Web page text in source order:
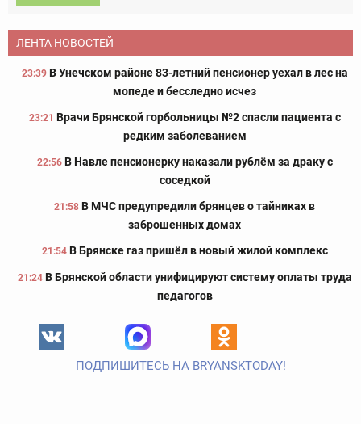
ЛЕНТА НОВОСТЕЙ
23:39 В Унечском районе 83-летний пенсионер уехал в лес на
мопеде и бесследно исчез
23:21 Врачи Брянской горбольницы №2 спасли пациента с
редким заболеванием
22:56 В Навле пенсионерку наказали рублём за драку с
соседкой
21:58 В МЧС предупредили брянцев о тайниках в
заброшенных домах
21:54 В Брянске газ пришёл в новый жилой комплекс
21:24 В Брянской области унифицируют систему оплаты труда
педагогов
ПОДПИШИТЕСЬ НА BRYANSKTODAY!